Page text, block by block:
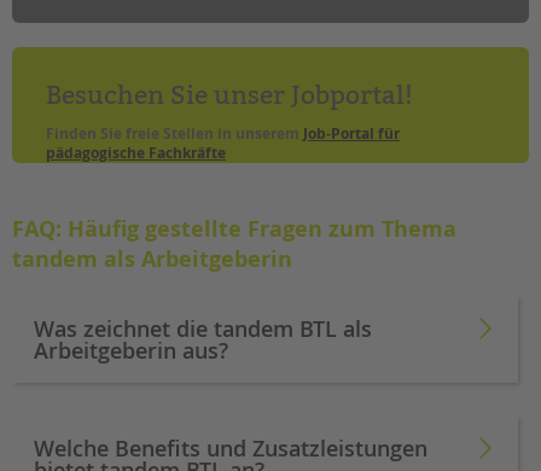
Besuchen Sie unser Jobportal!
Finden Sie freie Stellen in unserem Job-Portal für
pädagogische Fachkräfte
FAQ: Häufig gestellte Fragen zum Thema
tandem als Arbeitgeberin
Was zeichnet die tandem BTL als
Arbeitgeberin aus?
Welche Benefits und Zusatzleistungen